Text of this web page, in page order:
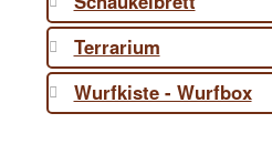
Terrarium
Wurfkiste - Wurfbox